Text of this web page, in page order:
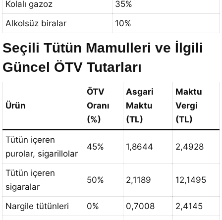
Kolalı gazoz
35%
Alkolsüz biralar
10%
Seçili Tütün Mamulleri ve İlgili
Güncel ÖTV Tutarları
Ürün
ÖTV
Oranı
(%)
Asgari
Maktu
(TL)
Maktu
Vergi
(TL)
Tütün içeren
purolar, sigarillolar
45% 1,8644 2,4928
Tütün içeren
sigaralar
50% 2,1189 12,1495
Nargile tütünleri 0% 0,7008
2,4145